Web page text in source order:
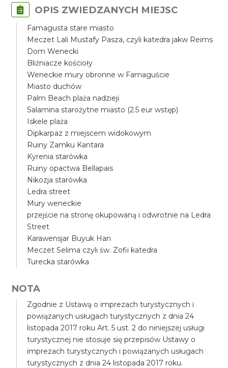
OPIS ZWIEDZANYCH MIEJSC
Famagusta stare miasto
Meczet Lali Mustafy Pasza, czyli katedra jakw Reims
Dom Wenecki
Bliźniacze kościoły
Weneckie mury obronne w Famaguście
Miasto duchów
Palm Beach plaża nadzieji
Salamina starożytne miasto (2.5 eur wstęp)
Iskele plaża
Dipkarpaz z miejscem widokowym
Ruiny Zamku Kantara
Kyrenia starówka
Ruiny opactwa Bellapais
Nikozja starówka
Ledra street
Mury weneckie
przejście na stronę okupowaną i odwrotnie na Ledra
Street
Karawensjar Buyuk Han
Meczet Selima czyli św. Zofii katedra
Turecka starówka
NOTA
Zgodnie z Ustawą o imprezach turystycznych i
powiązanych usługach turystycznych z dnia 24
listopada 2017 roku Art. 5 ust. 2 do niniejszej usługi
turystycznej nie stosuje się przepisów Ustawy o
imprezach turystycznych i powiązanych usługach
turystycznych z dnia 24 listopada 2017 roku.